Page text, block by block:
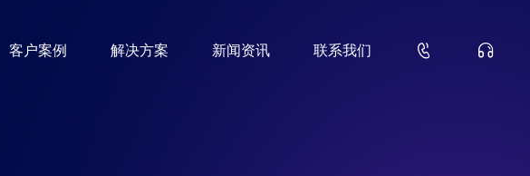
客户案例 解决方案 新闻资讯 联系我们  